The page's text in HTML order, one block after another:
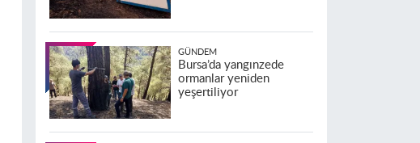
GÜNDEM
Bursa’da yangınzede
ormanlar yeniden
yeşertiliyor